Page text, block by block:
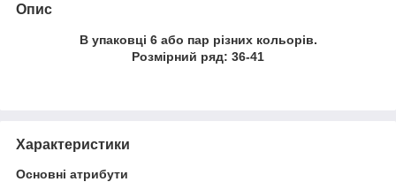
Опис
В упаковці 6 або пар різних кольорів.
Розмірний ряд: 36-41
Характеристики
Основні атрибути